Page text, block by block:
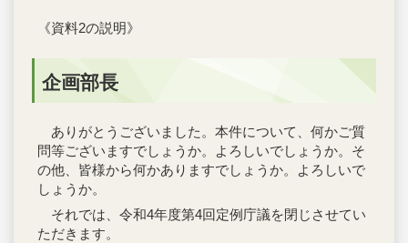
《資料2の説明》
企画部長
ありがとうございました。本件について、何かご質
問等ございますでしょうか。よろしいでしょうか。そ
の他、皆様から何かありますでしょうか。よろしいで
しょうか。
それでは、令和4年度第4回定例庁議を閉じさせてい
ただきます。